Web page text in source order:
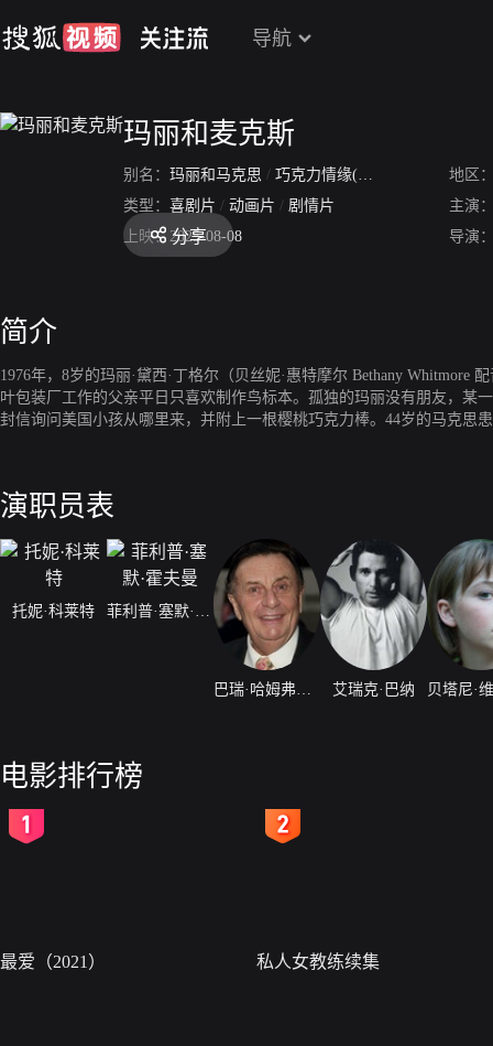
导航
玛丽和麦克斯
别名： 玛丽和马克思 / 巧克力情缘(台) 同是天涯寂寞
地区
类型： 喜剧片 / 动画片 / 剧情片
主演
上映： 2025-08-08 导演
分享
简介
1976年，8岁的玛丽·黛西·丁格尔（贝丝妮·惠特摩尔 Bethany
叶包装厂工作的父亲平日只喜欢制作鸟标本。孤独的玛丽没有朋友，某
封信询问美国小孩从哪里来，并附上一根樱桃巧克力棒。44岁的马克思
演职员表
托妮·科莱特 菲利普·塞默·霍夫曼
艾瑞克·巴纳
电影排行榜
最爱（2021） 私人女教练续集